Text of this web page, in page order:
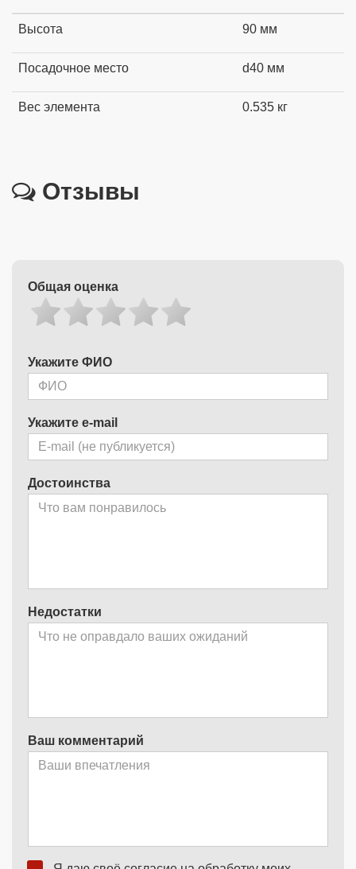
Высота 90 мм
Посадочное место d40 мм
Вес элемента 0.535 кг
Отзывы
Общая оценка
Укажите ФИО
Укажите e-mail
Достоинства
Недостатки
Ваш комментарий